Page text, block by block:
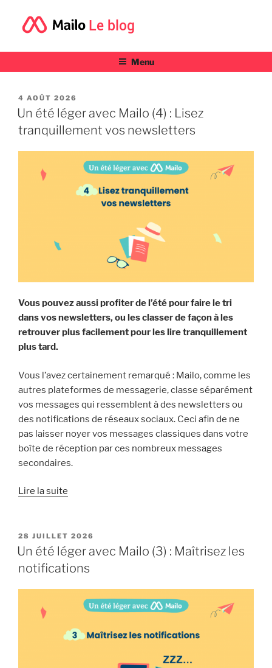
Le blog
Menu
PUBLIÉ
LE
4 AOÛT 2026
Un été léger avec Mailo (4) : Lisez
tranquillement vos newsletters
Vous pouvez aussi profiter de l’été pour faire le tri
dans vos newsletters, ou les classer de façon à les
retrouver plus facilement pour les lire tranquillement
plus tard.
Vous l’avez certainement remarqué : Mailo, comme les
autres plateformes de messagerie, classe séparément
vos messages qui ressemblent à des newsletters ou
des notifications de réseaux sociaux. Ceci afin de ne
pas laisser noyer vos messages classiques dans votre
boîte de réception par ces nombreux messages
secondaires.
Lire la suite
avec
Mailo
(4) :
tranquillement
PUBLIÉ
LE
28 JUILLET 2026
Un été léger avec Mailo (3) : Maîtrisez les
notifications